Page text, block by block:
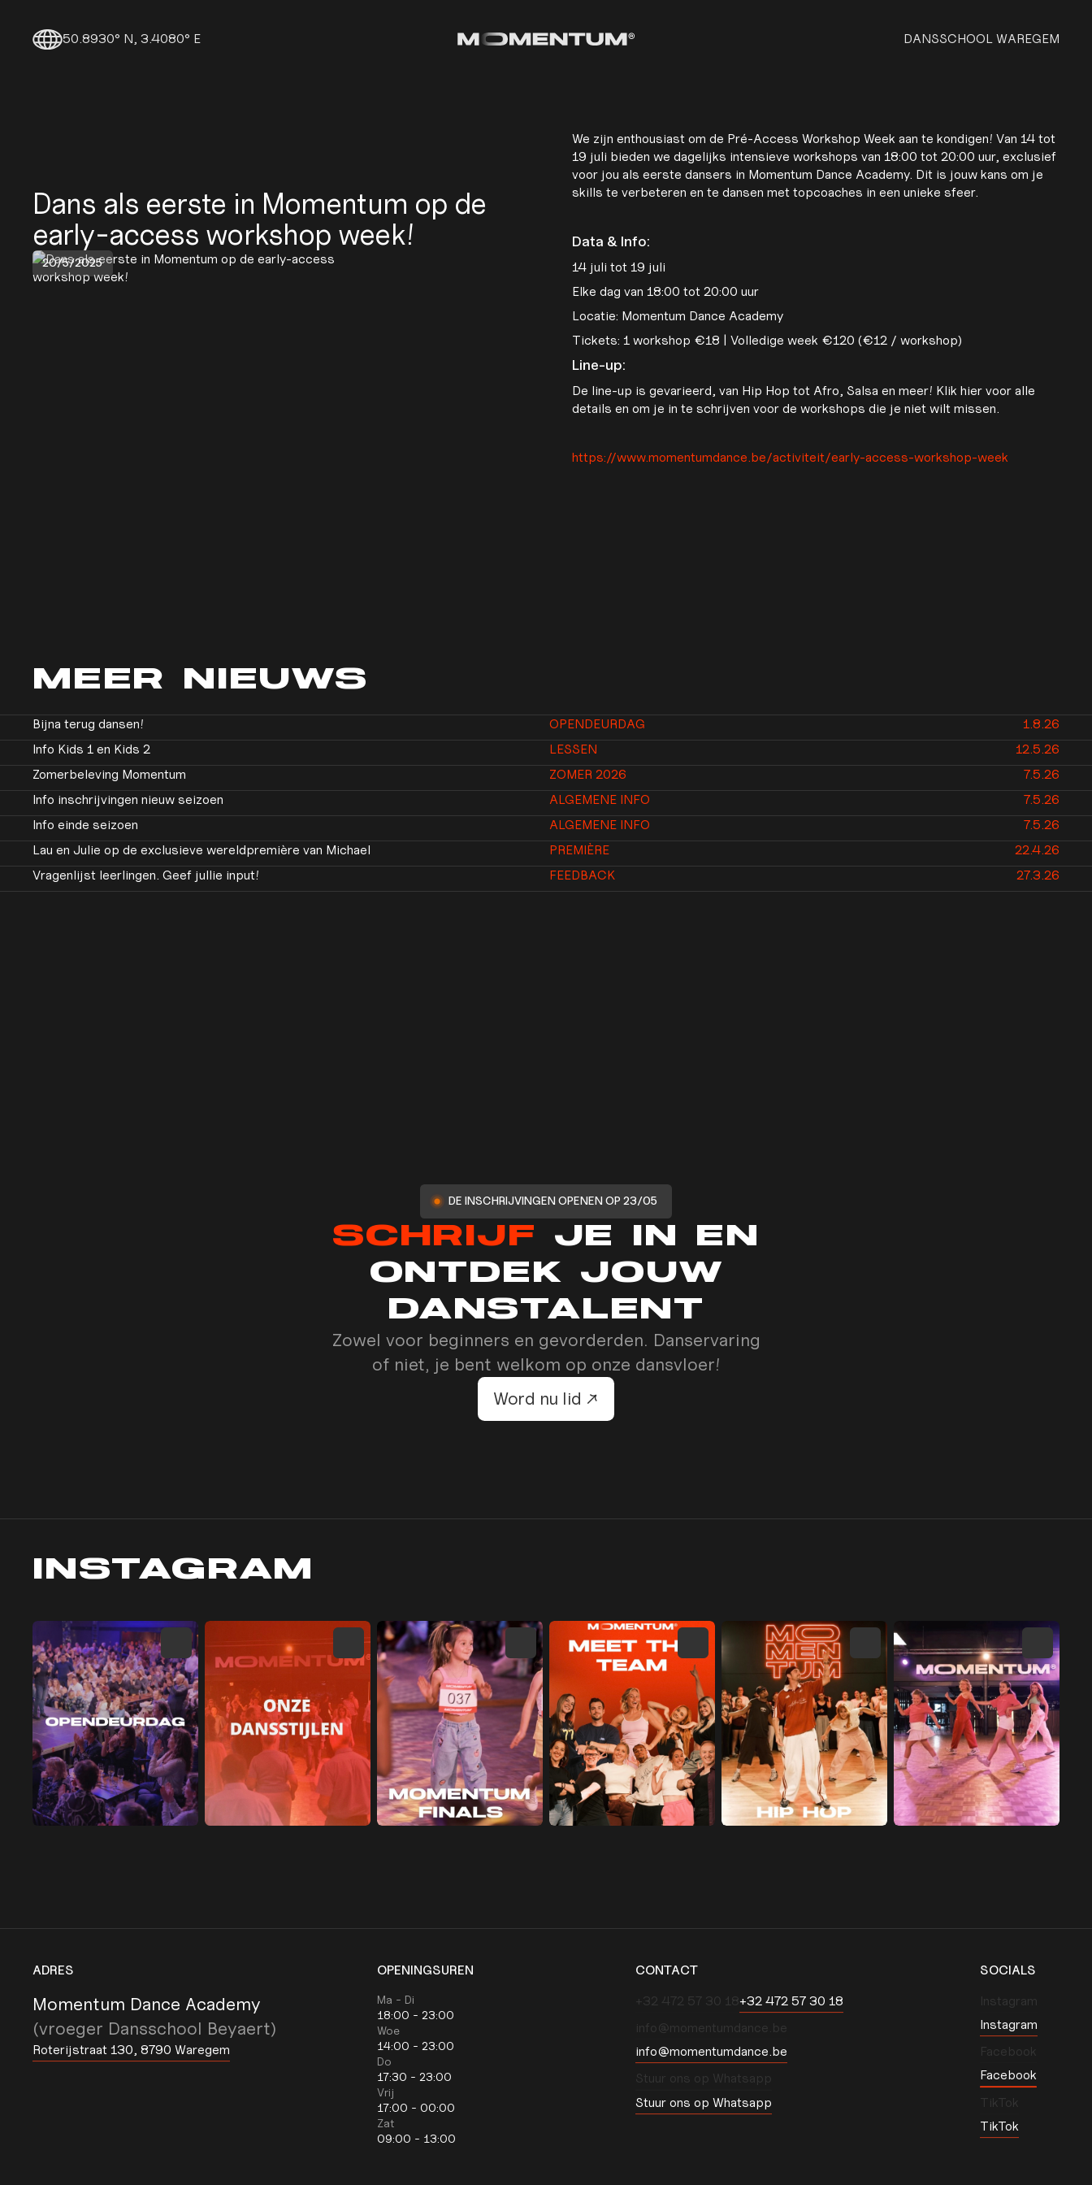
Dans als eerste in Momentum op de
early-access workshop week!
20/5/2025
We zijn enthousiast om de Pré-Access Workshop Week aan te kondigen! Van 14 tot
19 juli bieden we dagelijks intensieve workshops van 18:00 tot 20:00 uur, exclusief
voor jou als eerste dansers in Momentum Dance Academy. Dit is jouw kans om je
skills te verbeteren en te dansen met topcoaches in een unieke sfeer.
Data & Info:
14 juli tot 19 juli
Elke dag van 18:00 tot 20:00 uur
Locatie: Momentum Dance Academy
Tickets: 1 workshop €18 | Volledige week €120 (€12 / workshop)
Line-up:
De line-up is gevarieerd, van Hip Hop tot Afro, Salsa en meer! Klik hier voor alle
details en om je in te schrijven voor de workshops die je niet wilt missen.
https://www.momentumdance.be/activiteit/early-access-workshop-week
MEER NIEUWS
Bijna terug dansen! OPENDEURDAG
1.8.26
Info Kids 1 en Kids 2
LESSEN
12.5.26
Zomerbeleving Momentum
ZOMER 2026
7.5.26
Info inschrijvingen nieuw seizoen
ALGEMENE INFO
7.5.26
Info einde seizoen
ALGEMENE INFO
7.5.26
Lau en Julie op de exclusieve wereldpremière van Michael
PREMIÈRE
22.4.26
Vragenlijst leerlingen. Geef jullie input!
FEEDBACK 27.3.26
DE INSCHRIJVINGEN OPENEN OP 23/05
SCHRIJF JE IN EN
ONTDEK JOUW
DANSTALENT
Zowel voor beginners en gevorderden. Danservaring
of niet, je bent welkom op onze dansvloer!
Word nu lid ↗
INSTAGRAM
ADRES
Momentum Dance Academy
(vroeger Dansschool Beyaert)
Roterijstraat 130, 8790 Waregem
OPENINGSUREN
Ma - Di
18:00 - 23:00
Woe
14:00 - 23:00
Do
17:30 - 23:00
Vrij
17:00 - 00:00
Zat
09:00 - 13:00
SOCIALS
Instagram
Instagram
Facebook
Facebook
TikTok
TikTok
CONTACT
‭+32 472 57 30 18‬‭+32 472 57 30 18‬
info@momentumdance.be
info@momentumdance.be
Stuur ons op Whatsapp
Stuur ons op Whatsapp
50.8930° N, 3.4080° E DANSSCHOOL WAREGEM